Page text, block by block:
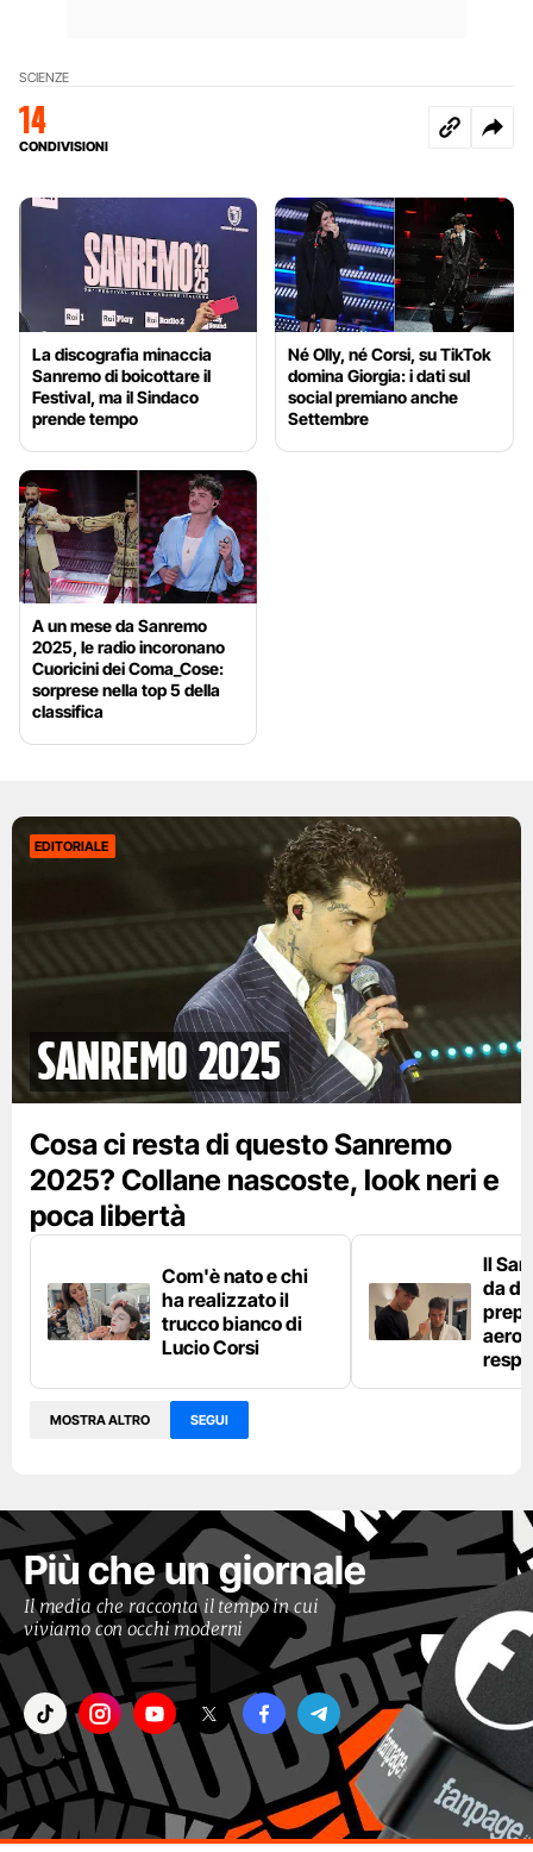
SCIENZE
14
CONDIVISIONI
La discografia minaccia
Sanremo di boicottare il
Festival, ma il Sindaco
prende tempo
Né Olly, né Corsi, su TikTok
domina Giorgia: i dati sul
social premiano anche
Settembre
A un mese da Sanremo
2025, le radio incoronano
Cuoricini dei Coma_Cose:
sorprese nella top 5 della
classifica
EDITORIALE
Sanremo 2025
Cosa ci resta di questo Sanremo
2025? Collane nascoste, look neri e
poca libertà
Com'è nato e chi
ha realizzato il
trucco bianco di
Lucio Corsi
Il
da
MOSTRA ALTRO SEGUI
Più che un giornale
Il media che racconta il tempo in cui
viviamo con occhi moderni